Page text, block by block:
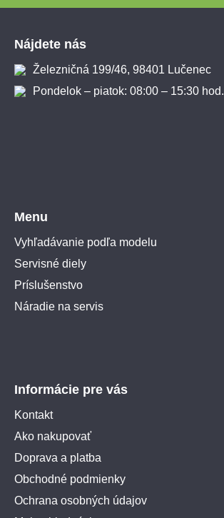
Nájdete nás
Železničná 199/46, 98401 Lučenec
Pondelok – piatok: 08:00 – 15:30 hod.
Menu
Vyhľadávanie podľa modelu
Servisné diely
Príslušenstvo
Náradie na servis
Informácie pre vás
Kontakt
Ako nakupovať
Doprava a platba
Obchodné podmienky
Ochrana osobných údajov